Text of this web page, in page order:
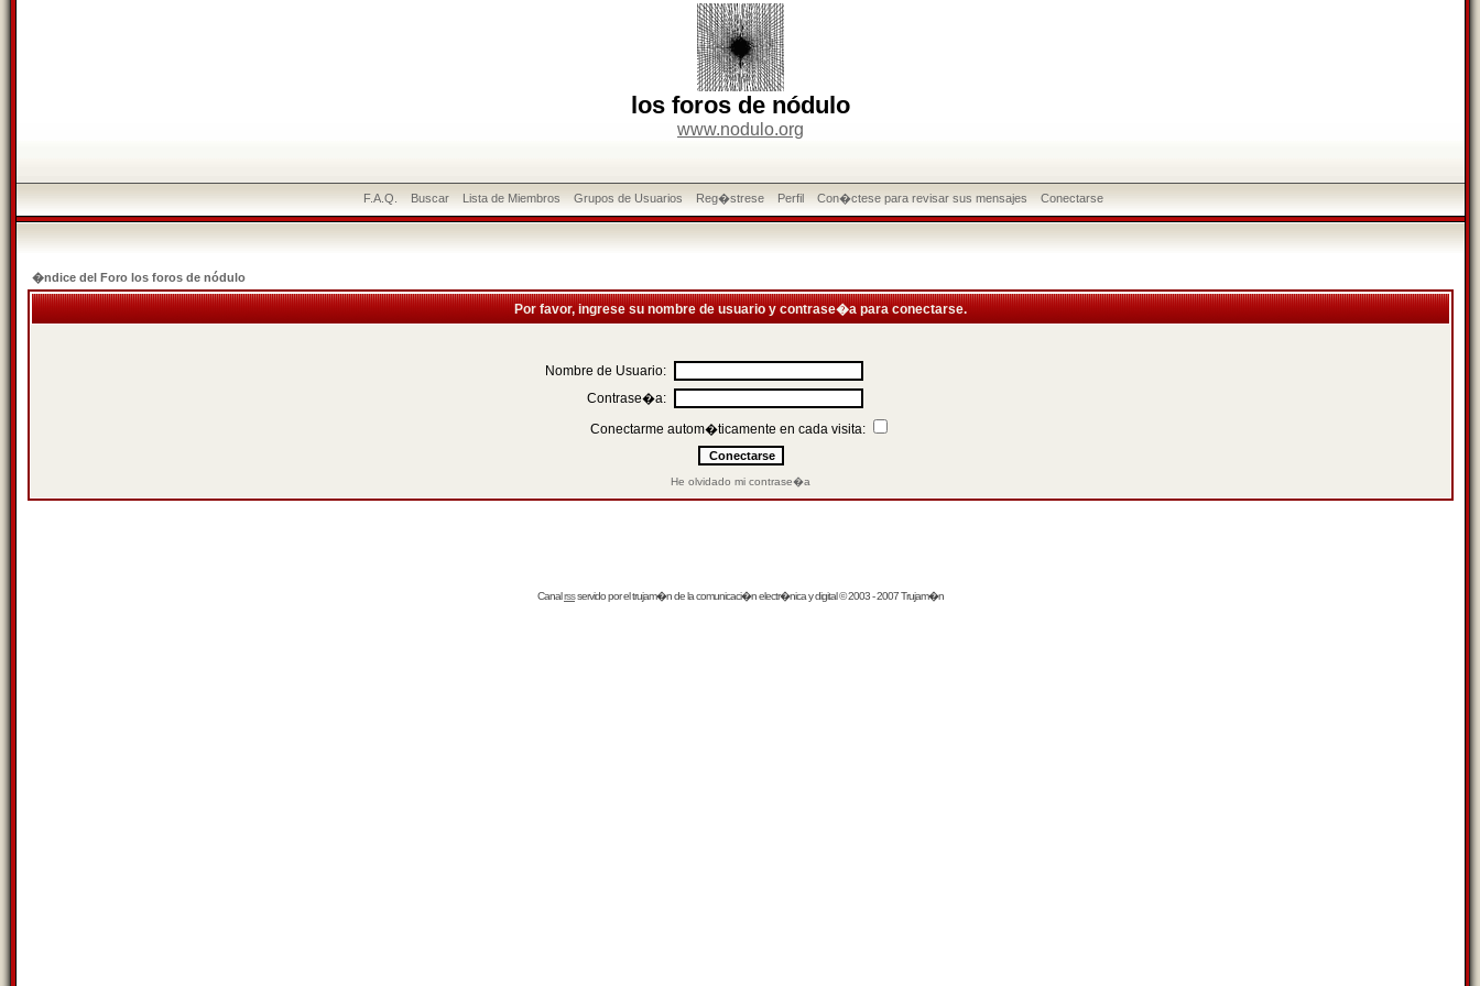
los foros de nódulo
www.nodulo.org
F.A.Q. Buscar Lista de Miembros Grupos de Usuarios Reg�strese Perfil Con�ctese para revisar sus mensajes Conectarse
�ndice del Foro los foros de nódulo
Por favor, ingrese su nombre de usuario y contrase�a para conectarse.
Nombre de Usuario:
Contrase�a:
Conectarme autom�ticamente en cada visita:
He olvidado mi contrase�a
Canalrssservido por eltrujam�nde la comunicaci�n electr�nica y digital © 2003 - 2007 Trujam�n